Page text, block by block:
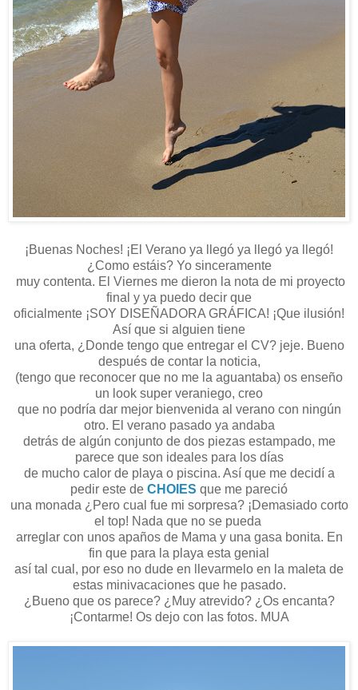
¡Buenas Noches! ¡El Verano ya llegó ya llegó ya llegó!
¿Como estáis? Yo sinceramente
muy contenta. El Viernes me dieron la nota de mi proyecto
final y ya puedo decir que
oficialmente ¡SOY DISEÑADORA GRÁFICA! ¡Que ilusión!
Así que si alguien tiene
una oferta, ¿Donde tengo que entregar el CV? jeje. Bueno
después de contar la noticia,
(tengo que reconocer que no me la aguantaba) os enseño
un look super veraniego, creo
que no podría dar mejor bienvenida al verano con ningún
otro. El verano pasado ya andaba
detrás de algún conjunto de dos piezas estampado, me
parece que son ideales para los días
de mucho calor de playa o piscina. Así que me decidí a
pedir este de CHOIES que me pareció
una monada ¿Pero cual fue mi sorpresa? ¡Demasiado corto
el top! Nada que no se pueda
arreglar con unos apaños de Mama y una gasa bonita. En
fin que para la playa esta genial
así tal cual, por eso no dude en llevarmelo en la maleta de
estas minivacaciones que he pasado.
¿Bueno que os parece? ¿Muy atrevido? ¿Os encanta?
¡Contarme! Os dejo con las fotos. MUA